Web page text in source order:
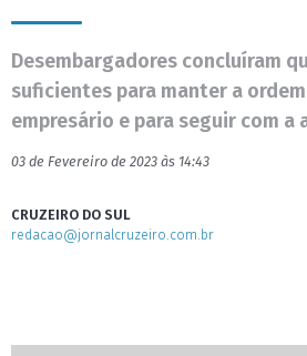
Desembargadores concluíram
suficientes para manter a
empresário e para seguir com a
03 de Fevereiro de 2023 às 14:43
CRUZEIRO DO SUL
redacao@jornalcruzeiro.com.br